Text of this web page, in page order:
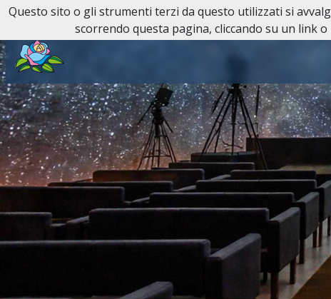
Reperibilità H24: 011 81 81
Questo sito o gli strumenti terzi da questo utilizzati si
scorrendo questa pagina, cliccando su un link